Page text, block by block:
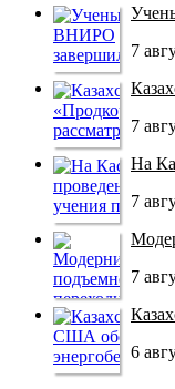
7
7
На
7
7
6